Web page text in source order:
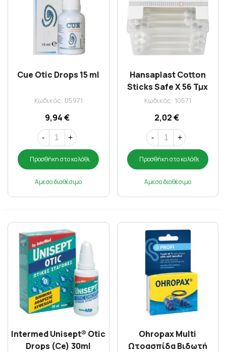
Cue Otic Drops 15 ml
Κωδικός: 05971
9,94 €
- +
Προσθήκη στο καλάθι
Άμεσα διαθέσιμο
Hansaplast Cotton
Sticks Safe X 56 Τμχ
(76167)
Κωδικός: 10571
2,02 €
- +
Προσθήκη στο καλάθι
Άμεσα διαθέσιμο
Intermed Unisept® Otic
Drops (Ce) 30ml
Ohropax Multi
Ωτοασπίδα Βιδωτή